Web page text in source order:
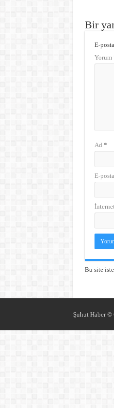
Bir
E-
Yorum
Ad *
E-posta
Bu site
Şuhut Haber